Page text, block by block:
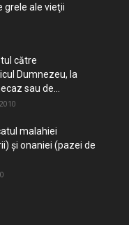
grele ale vieţii
către
Dumnezeu, la
sau de...
malahiei
şi onaniei (pazei de